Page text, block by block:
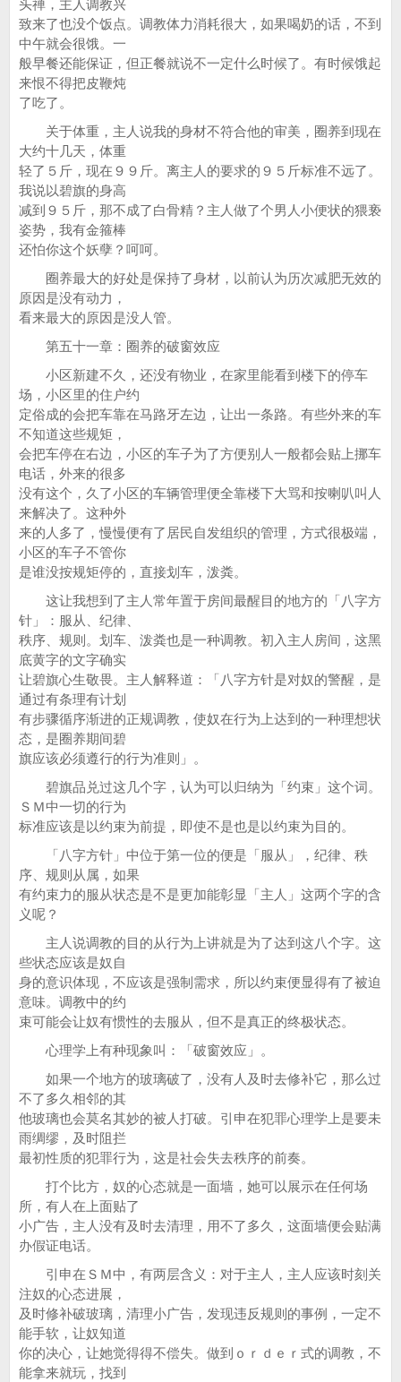
头禅，主人调教兴
致来了也没个饭点。调教体力消耗很大，如果喝奶的话，不到
中午就会很饿。一
般早餐还能保证，但正餐就说不一定什么时候了。有时候饿起
来恨不得把皮鞭炖
了吃了。
关于体重，主人说我的身材不符合他的审美，圈养到现在
大约十几天，体重
轻了５斤，现在９９斤。离主人的要求的９５斤标准不远了。
我说以碧旗的身高
减到９５斤，那不成了白骨精？主人做了个男人小便状的猥亵
姿势，我有金箍棒
还怕你这个妖孽？呵呵。
圈养最大的好处是保持了身材，以前认为历次减肥无效的
原因是没有动力，
看来最大的原因是没人管。
第五十一章：圈养的破窗效应
小区新建不久，还没有物业，在家里能看到楼下的停车
场，小区里的住户约
定俗成的会把车靠在马路牙左边，让出一条路。有些外来的车
不知道这些规矩，
会把车停在右边，小区的车子为了方便别人一般都会贴上挪车
电话，外来的很多
没有这个，久了小区的车辆管理便全靠楼下大骂和按喇叭叫人
来解决了。这种外
来的人多了，慢慢便有了居民自发组织的管理，方式很极端，
小区的车子不管你
是谁没按规矩停的，直接划车，泼粪。
这让我想到了主人常年置于房间最醒目的地方的「八字方
针」：服从、纪律、
秩序、规则。划车、泼粪也是一种调教。初入主人房间，这黑
底黄字的文字确实
让碧旗心生敬畏。主人解释道：「八字方针是对奴的警醒，是
通过有条理有计划
有步骤循序渐进的正规调教，使奴在行为上达到的一种理想状
态，是圈养期间碧
旗应该必须遵行的行为准则」。
碧旗品兑过这几个字，认为可以归纳为「约束」这个词。
ＳＭ中一切的行为
标准应该是以约束为前提，即使不是也是以约束为目的。
「八字方针」中位于第一位的便是「服从」，纪律、秩
序、规则从属，如果
有约束力的服从状态是不是更加能彰显「主人」这两个字的含
义呢？
主人说调教的目的从行为上讲就是为了达到这八个字。这
些状态应该是奴自
身的意识体现，不应该是强制需求，所以约束便显得有了被迫
意味。调教中的约
束可能会让奴有惯性的去服从，但不是真正的终极状态。
心理学上有种现象叫：「破窗效应」。
如果一个地方的玻璃破了，没有人及时去修补它，那么过
不了多久相邻的其
他玻璃也会莫名其妙的被人打破。引申在犯罪心理学上是要未
雨绸缪，及时阻拦
最初性质的犯罪行为，这是社会失去秩序的前奏。
打个比方，奴的心态就是一面墙，她可以展示在任何场
所，有人在上面贴了
小广告，主人没有及时去清理，用不了多久，这面墙便会贴满
办假证电话。
引申在ＳＭ中，有两层含义：对于主人，主人应该时刻关
注奴的心态进展，
及时修补破玻璃，清理小广告，发现违反规则的事例，一定不
能手软，让奴知道
你的决心，让她觉得得不偿失。做到ｏｒｄｅｒ式的调教，不
能拿来就玩，找到